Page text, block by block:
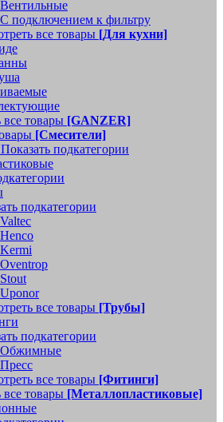
Вентильные
С подключением к фильтру
все товары [Для кухни]
товары [GANZER]
[Смесители]
Показать подкатегории
подкатегории
Valtec
Henco
Kermi
Oventrop
Stout
Uponor
все товары [Трубы]
подкатегории
Обжимные
Пресс
все товары [Фитинги]
товары [Металлопластиковые]